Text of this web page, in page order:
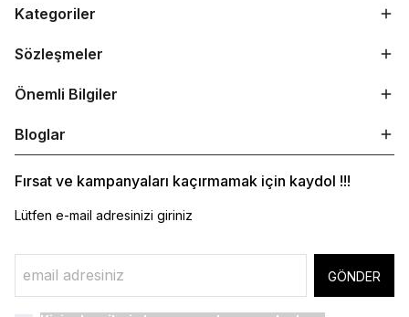
Kategoriler
Sözleşmeler
Önemli Bilgiler
Bloglar
Fırsat ve kampanyaları kaçırmamak için kaydol !!!
Lütfen e-mail adresinizi giriniz
GÖNDER